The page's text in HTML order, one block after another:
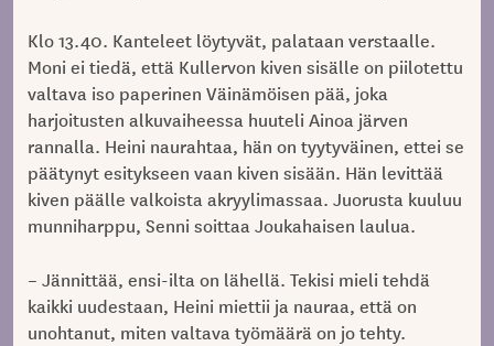
Klo 13.40. Kanteleet löytyvät, palataan verstaalle.
Moni ei tiedä, että Kullervon kiven sisälle on piilotettu
valtava iso paperinen Väinämöisen pää, joka
harjoitusten alkuvaiheessa huuteli Ainoa järven
rannalla. Heini naurahtaa, hän on tyytyväinen, ettei se
päätynyt esitykseen vaan kiven sisään. Hän levittää
kiven päälle valkoista akryylimassaa. Juorusta kuuluu
munniharppu, Senni soittaa Joukahaisen laulua.
– Jännittää, ensi-ilta on lähellä. Tekisi mieli tehdä
kaikki uudestaan, Heini miettii ja nauraa, että on
unohtanut, miten valtava työmäärä on jo tehty.